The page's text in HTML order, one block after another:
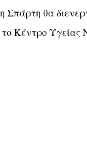
Σπάρτη θα
Κέντρο Υγείας